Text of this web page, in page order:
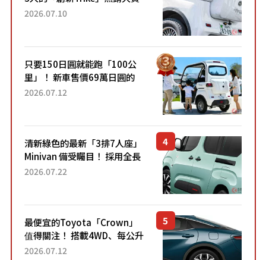
成為人氣車款！「養車成本真
2026.07.10
只要150日圓就能跑「100公
里」！ 新車售價69萬日圓的
「3人座」Trike大受歡迎！ 順
2026.07.12
清新綠色的最新「3排7人座」
Minivan 備受矚目！ 採用全長
4.7公尺剛剛好的車身尺寸與
2026.07.22
最便宜的Toyota「Crown」
值得關注！ 搭載4WD、每公升
22.4公里低油耗表現超亮眼！
2026.07.12